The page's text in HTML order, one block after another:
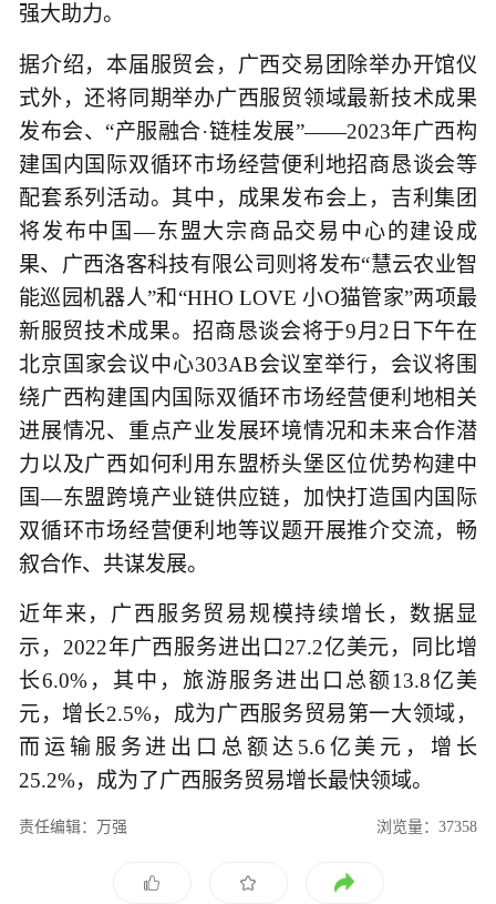
强大助力。
据介绍，本届服贸会，广西交易团除举办开馆仪
式外，还将同期举办广西服贸领域最新技术成果
发布会、“产服融合·链桂发展”——2023年广西构
建国内国际双循环市场经营便利地招商恳谈会等
配套系列活动。其中，成果发布会上，吉利集团
将发布中国—东盟大宗商品交易中心的建设成
果、广西洛客科技有限公司则将发布“慧云农业智
能巡园机器人”和“HHO LOVE 小O猫管家”两项最
新服贸技术成果。招商恳谈会将于9月2日下午在
北京国家会议中心303AB会议室举行，会议将围
绕广西构建国内国际双循环市场经营便利地相关
进展情况、重点产业发展环境情况和未来合作潜
力以及广西如何利用东盟桥头堡区位优势构建中
国—东盟跨境产业链供应链，加快打造国内国际
双循环市场经营便利地等议题开展推介交流，畅
叙合作、共谋发展。
近年来，广西服务贸易规模持续增长，数据显
示，2022年广西服务进出口27.2亿美元，同比增
长6.0%，其中，旅游服务进出口总额13.8亿美
元，增长2.5%，成为广西服务贸易第一大领域，
而运输服务进出口总额达5.6亿美元，增长
25.2%，成为了广西服务贸易增长最快领域。
责任编辑：万强 浏览量：37358